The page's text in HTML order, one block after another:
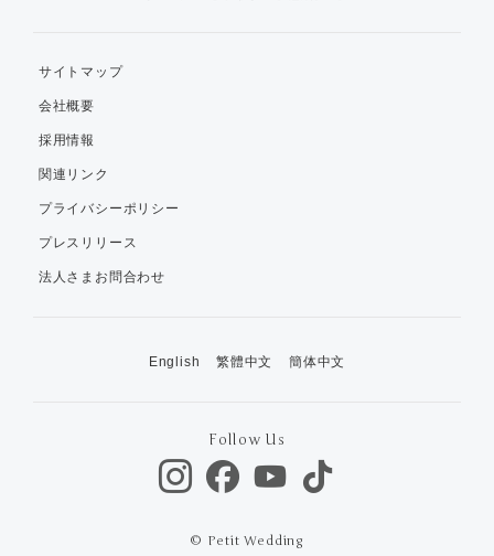
サイトマップ
会社概要
採用情報
関連リンク
プライバシーポリシー
プレスリリース
法人さまお問合わせ
English 繁體中文 簡体中文
Follow Us
© Petit Wedding